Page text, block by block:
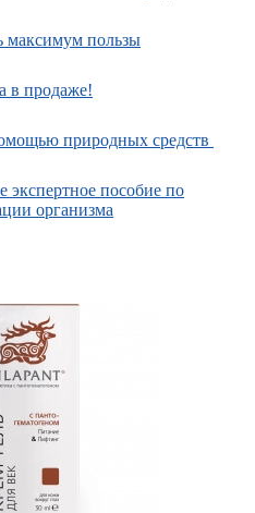
максимум пользы
в продаже!
природных средств
пособие по
организма